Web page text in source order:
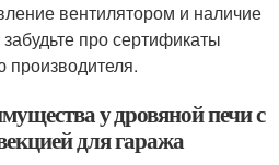
вентилятором и наличие
про сертификаты
производителя.
у дровяной печи с
для гаража